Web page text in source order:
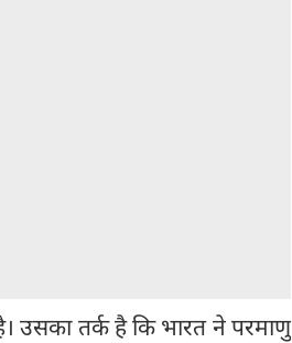
उसका तर्क है कि भारत ने परमाणु